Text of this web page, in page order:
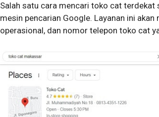
Salah satu cara mencari toko cat terdekat
mesin pencarian Google. Layanan ini
operasional, dan nomor telepon toko cat